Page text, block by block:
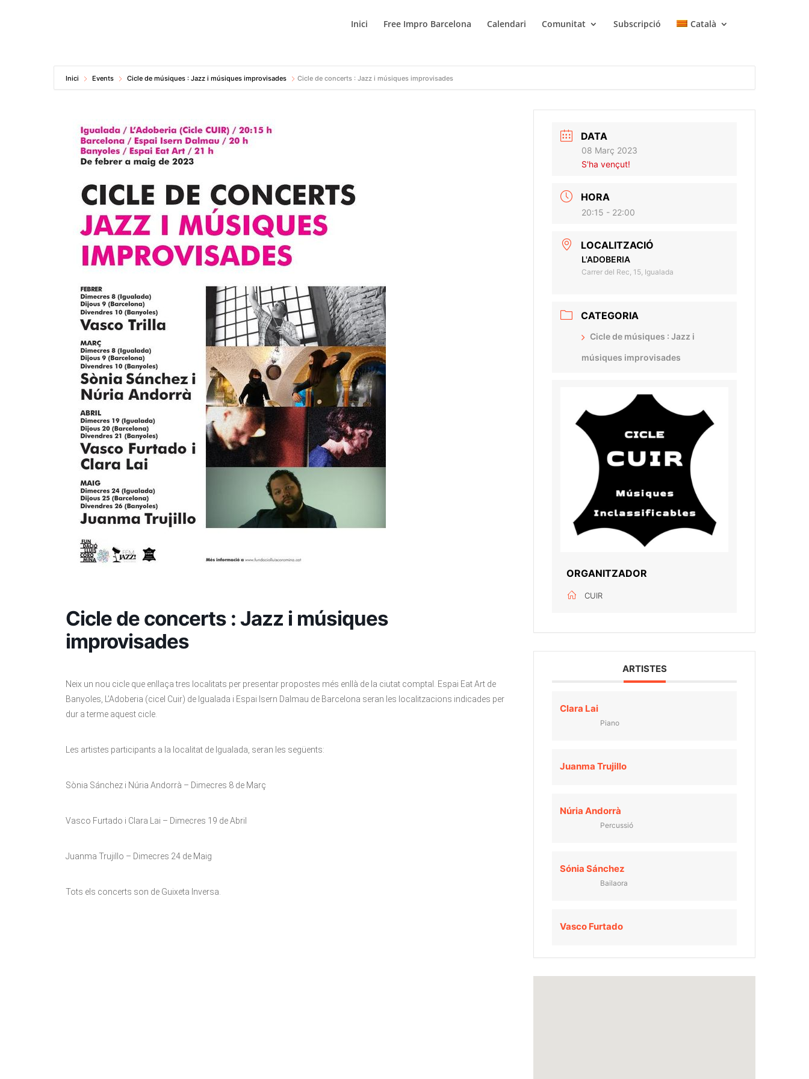
Inici Free Impro Barcelona Calendari Comunitat Subscripció Català
Inici Events Cicle de músiques : Jazz i músiques improvisades Cicle de concerts : Jazz i músiques improvisades
Cicle de concerts : Jazz i músiques
improvisades
Neix un nou cicle que enllaça tres localitats per presentar propostes més enllà de la ciutat comptal. Espai Eat Art de
Banyoles, L’Adoberia (cicel Cuir) de Igualada i Espai Isern Dalmau de Barcelona seran les localitzacions indicades per
dur a terme aquest cicle.
Les artistes participants a la localitat de Igualada, seran les següents:
Sònia Sánchez i Núria Andorrà – Dimecres 8 de Març
Vasco Furtado i Clara Lai – Dimecres 19 de Abril
Juanma Trujillo – Dimecres 24 de Maig
Tots els concerts son de Guixeta Inversa.
DATA
08 Març 2023
S'ha vençut!
HORA
20:15 - 22:00
LOCALITZACIÓ
L'ADOBERIA
Carrer del Rec, 15, Igualada
CATEGORIA
Cicle de músiques : Jazz i
músiques improvisades
ORGANITZADOR
CUIR
ARTISTES
Clara Lai
Piano
Juanma Trujillo
Núria Andorrà
Percussió
Sónia Sánchez
Bailaora
Vasco Furtado